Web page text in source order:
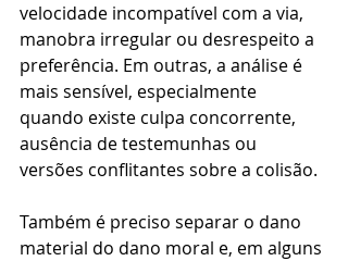
velocidade incompatível com a via,
manobra irregular ou desrespeito a
preferência. Em outras, a análise é
mais sensível, especialmente
quando existe culpa concorrente,
ausência de testemunhas ou
versões conflitantes sobre a colisão.
Também é preciso separar o dano
material do dano moral e, em alguns